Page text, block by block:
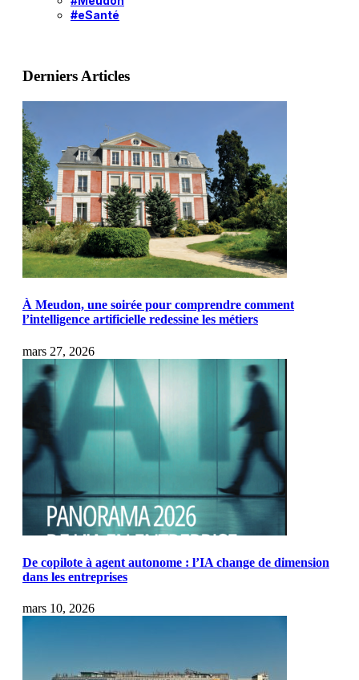
#eSanté
Derniers Articles
À Meudon, une soirée pour comprendre comment
l’intelligence artificielle redessine les métiers
mars 27, 2026
De copilote à agent autonome : l’IA change de dimension
dans les entreprises
mars 10, 2026